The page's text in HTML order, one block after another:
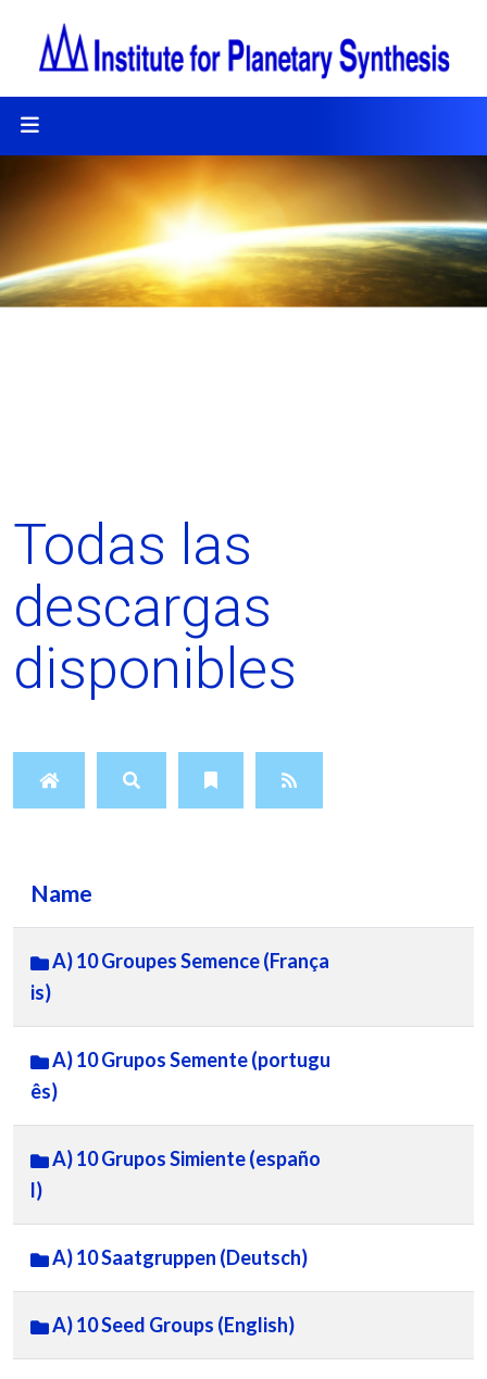
Todas las
descargas
disponibles
Name
A) 10 Groupes Semence (França
is)
A) 10 Grupos Semente (portugu
ês)
A) 10 Grupos Simiente (españo
l)
A) 10 Saatgruppen (Deutsch)
A) 10 Seed Groups (English)